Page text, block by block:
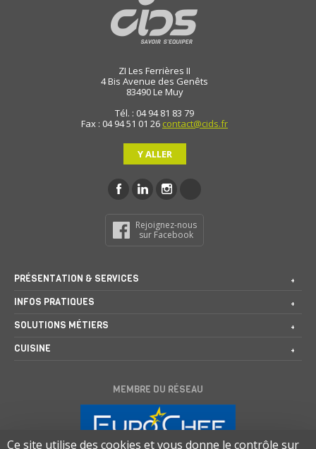
ZI Les Ferrières II
4 Bis Avenue des Genêts
83490Le Muy
Tél. : 04 94 81 83 79
Fax : 04 94 51 01 26 contact@cids.fr
Y ALLER
Rejoignez-nous
sur Facebook
PRÉSENTATION & SERVICES
INFOS PRATIQUES
SOLUTIONS MÉTIERS
CUISINE
MEMBRE DU RÉSEAU
Ce site utilise des cookies et vous donne le contrôle sur